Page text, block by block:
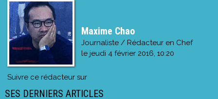
Maxime Chao
Journaliste / Rédacteur en Chef
le jeudi 4 février 2016, 10:20
Suivre ce rédacteur sur
SES DERNIERS ARTICLES